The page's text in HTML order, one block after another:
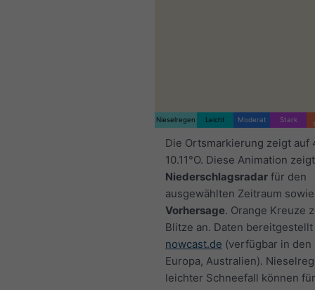
Nieselregen Leicht Moderat Stark
Die Ortsmarkierung zeigt auf
10.11°O. Diese Animation
Niederschlagsradar für den
ausgewählten Zeitraum
Vorhersage. Orange Kreuze
Blitze an. Daten
nowcast.de (verfügbar in den
Europa, Australien).
leichter Schneefall können